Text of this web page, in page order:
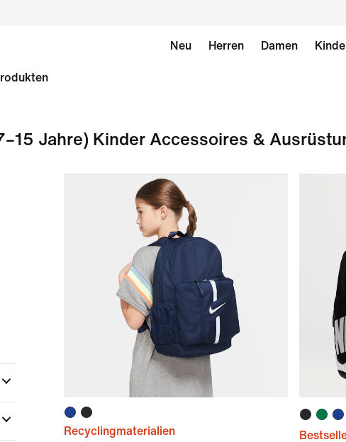
Neu Herren Damen
Jahre) Kinder Accessoires &
Recyclingmaterialien